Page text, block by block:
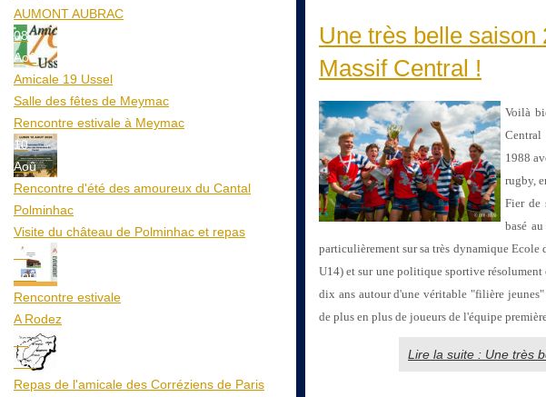
AUMONT AUBRAC
08
Aoû
Amicale 19 Ussel
Salle des fêtes de Meymac
Rencontre estivale à Meymac
10
Aoû
Rencontre d'été des amoureux du Cantal
Polminhac
Visite du château de Polminhac et repas
12
Aoû
Rencontre estivale
A Rodez
23
Aoû
Repas de l'amicale des Corréziens de Paris
Une très belle
Massif Central !
Voilà
Central
1988
rugby,
Fier de
basé
particulièrement sur sa très dynamique Ecole
U14) et sur une politique sportive
dix ans autour d'une véritable "filière
de plus en plus de joueurs de l'équipe
Lire la suite : Une très